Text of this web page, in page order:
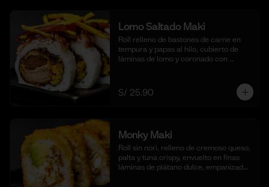
Lomo Saltado Maki
Roll relleno de bastones de carne en
tempura y papas al hilo, cubierto de
láminas de lomo y coronado con
Acompañado de nuestra salsa shoyu.
(10 cortes)
S/ 25.90
Monky Maki
Roll sin nori, relleno de cremoso queso,
palta y tuna crispy, envuelto en finas
láminas de plátano dulce, empanizado